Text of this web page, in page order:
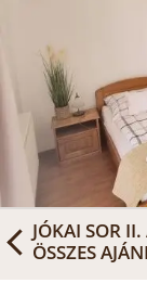
JÓKAI SOR
ÖSSZES